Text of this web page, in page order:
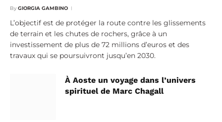
By GIORGIA GAMBINO
L’objectif est de protéger la route contre les glissements
de terrain et les chutes de rochers, grâce à un
investissement de plus de 72 millions d’euros et des
travaux qui se poursuivront jusqu’en 2030.
À Aoste un voyage dans l’univers
spirituel de Marc Chagall